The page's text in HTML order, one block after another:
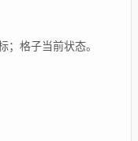
；格子当前状态。